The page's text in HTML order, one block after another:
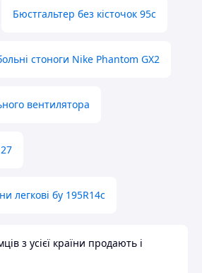
Бюстгальтер без кісточок 95с
стоноги Nike Phantom GX2
вентилятора
легкові бу 195R14c
з усієї країни продають і